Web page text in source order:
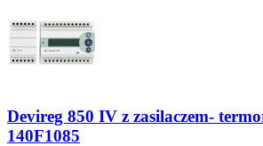
Devireg 850 IV z zasilaczem-
140F1085